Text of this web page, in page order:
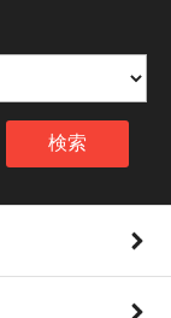
検索